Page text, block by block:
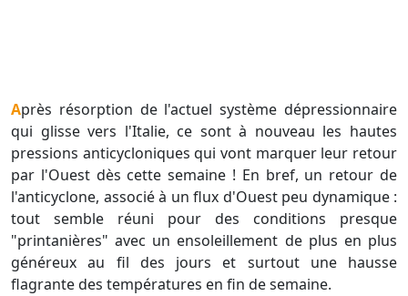
Après résorption de l'actuel système dépressionnaire
qui glisse vers l'Italie, ce sont à nouveau les hautes
pressions anticycloniques qui vont marquer leur retour
par l'Ouest dès cette semaine ! En bref, un retour de
l'anticyclone, associé à un flux d'Ouest peu dynamique :
tout semble réuni pour des conditions presque
"printanières" avec un ensoleillement de plus en plus
généreux au fil des jours et surtout une hausse
flagrante des températures en fin de semaine.